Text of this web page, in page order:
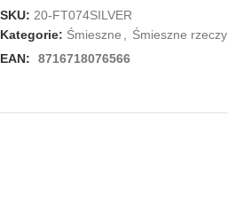
SKU: 20-FT074SILVER
Kategorie: Śmieszne , Śmieszne rzeczy
EAN:
8716718076566